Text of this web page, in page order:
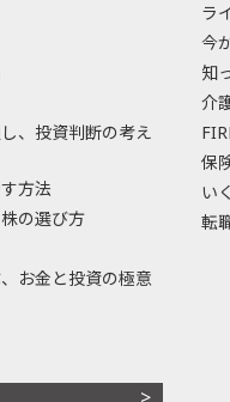
、投資判断の考え
方法
の選び方
お金と投資の極意
ラ
今
知
介
保
い
転